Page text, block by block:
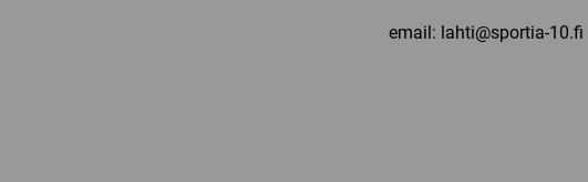
email: lahti@sportia-10.fi